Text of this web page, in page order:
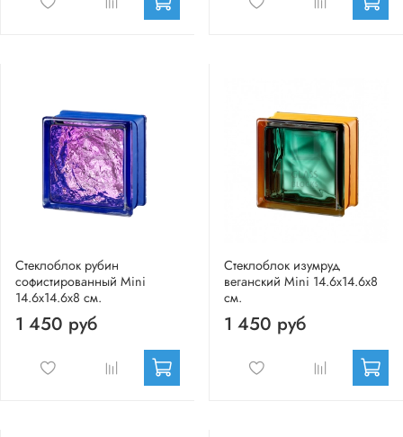
Стеклоблок рубин
софистированный Mini
14.6x14.6x8 см.
1 450 руб
Стеклоблок изумруд
веганский Mini 14.6x14.6x8
см.
1 450 руб